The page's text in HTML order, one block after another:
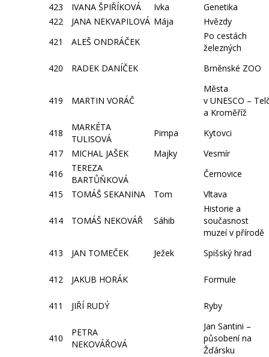
423
IVANA ŠPIŘÍKOVÁ Ivka
Genetika
422
JANA NEKVAPILOVÁ Mája
Hvězdy
421
ALEŠ ONDRÁČEK
Po cestách
železných
420
RADEK DANÍČEK Brněnské ZOO
419 MARTIN VORÁČ
Města
v UNESCO –
a Kroměříž
418
MARKÉTA
TULISOVÁ
Pimpa
Kytovci
417
MICHAL JAŠEK Majky
Vesmír
416
TEREZA
BARTŮŇKOVÁ
Černovice
415
TOMÁŠ SEKANINA Tom Vltava
414 TOMÁŠ NEKOVÁŘ Sáhib
Historie a
současnost
muzeí v přírodě
413
JAN TOMEČEK Ježek Spišský hrad
412 JAKUB HORÁK Formule
411 JIŘÍ RUDÝ Ryby
410
PETRA
NEKOVÁŘOVÁ
Jan Santini –
působení na
Žďársku